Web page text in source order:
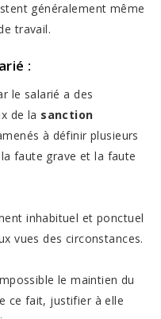
généralement même
travail.
:
le salarié a des
de la sanction
à définir plusieurs
faute grave et la faute
inhabituel et ponctuel
vues des circonstances.
le maintien du
ce fait, justifier à elle